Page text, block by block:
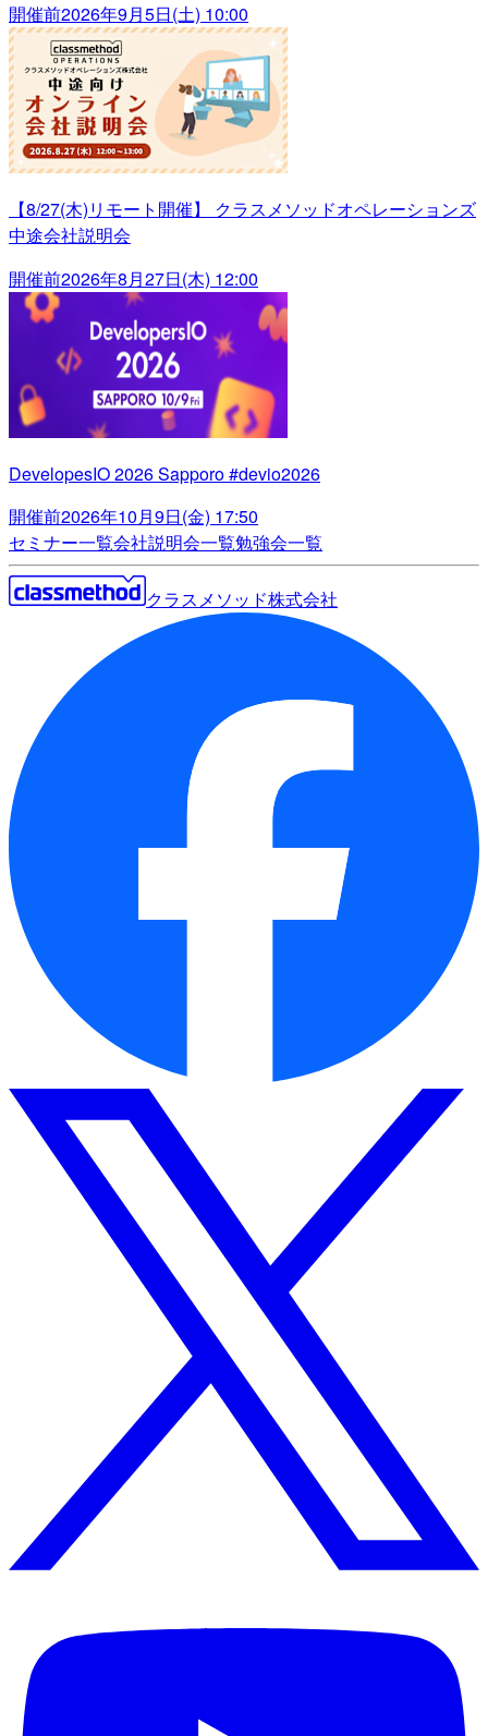
開催前2026年9月5日(土) 10:00
【8/27(木)リモート開催】 クラスメソッドオペレーションズ
中途会社説明会
開催前2026年8月27日(木) 12:00
DevelopesIO 2026 Sapporo #devio2026
開催前2026年10月9日(金) 17:50
セミナー一覧会社説明会一覧勉強会一覧
クラスメソッド株式会社